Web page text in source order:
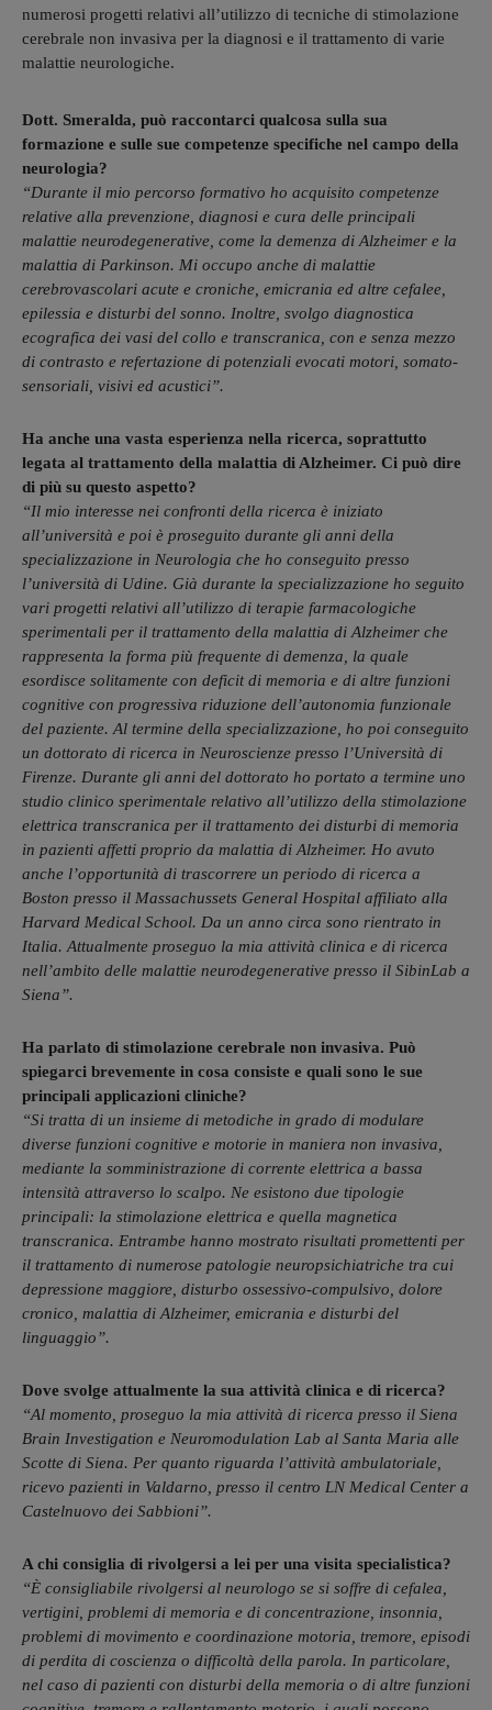
numerosi progetti relativi all’utilizzo di tecniche di stimolazione
cerebrale non invasiva per la diagnosi e il trattamento di varie
malattie neurologiche.
Dott. Smeralda, può raccontarci qualcosa sulla sua
formazione e sulle sue competenze specifiche nel campo della
neurologia?
“Durante il mio percorso formativo ho acquisito competenze
relative alla prevenzione, diagnosi e cura delle principali
malattie neurodegenerative, come la demenza di Alzheimer e la
malattia di Parkinson. Mi occupo anche di malattie
cerebrovascolari acute e croniche, emicrania ed altre cefalee,
epilessia e disturbi del sonno. Inoltre, svolgo diagnostica
ecografica dei vasi del collo e transcranica, con e senza mezzo
di contrasto e refertazione di potenziali evocati motori, somato-
sensoriali, visivi ed acustici”.
Ha anche una vasta esperienza nella ricerca, soprattutto
legata al trattamento della malattia di Alzheimer. Ci può dire
di più su questo aspetto?
“Il mio interesse nei confronti della ricerca è iniziato
all’università e poi è proseguito durante gli anni della
specializzazione in Neurologia che ho conseguito presso
l’università di Udine. Già durante la specializzazione ho seguito
vari progetti relativi all’utilizzo di terapie farmacologiche
sperimentali per il trattamento della malattia di Alzheimer che
rappresenta la forma più frequente di demenza, la quale
esordisce solitamente con deficit di memoria e di altre funzioni
cognitive con progressiva riduzione dell’autonomia funzionale
del paziente. Al termine della specializzazione, ho poi conseguito
un dottorato di ricerca in Neuroscienze presso l’Università di
Firenze. Durante gli anni del dottorato ho portato a termine uno
studio clinico sperimentale relativo all’utilizzo della stimolazione
elettrica transcranica per il trattamento dei disturbi di memoria
in pazienti affetti proprio da malattia di Alzheimer. Ho avuto
anche l’opportunità di trascorrere un periodo di ricerca a
Boston presso il Massachussets General Hospital affiliato alla
Harvard Medical School. Da un anno circa sono rientrato in
Italia. Attualmente proseguo la mia attività clinica e di ricerca
nell’ambito delle malattie neurodegenerative presso il SibinLab a
Siena”.
Ha parlato di stimolazione cerebrale non invasiva. Può
spiegarci brevemente in cosa consiste e quali sono le sue
principali applicazioni cliniche?
“Si tratta di un insieme di metodiche in grado di modulare
diverse funzioni cognitive e motorie in maniera non invasiva,
mediante la somministrazione di corrente elettrica a bassa
intensità attraverso lo scalpo. Ne esistono due tipologie
principali: la stimolazione elettrica e quella magnetica
transcranica. Entrambe hanno mostrato risultati promettenti per
il trattamento di numerose patologie neuropsichiatriche tra cui
depressione maggiore, disturbo ossessivo-compulsivo, dolore
cronico, malattia di Alzheimer, emicrania e disturbi del
linguaggio”.
Dove svolge attualmente la sua attività clinica e di ricerca?
“Al momento, proseguo la mia attività di ricerca presso il Siena
Brain Investigation e Neuromodulation Lab al Santa Maria alle
Scotte di Siena. Per quanto riguarda l’attività ambulatoriale,
ricevo pazienti in Valdarno, presso il centro LN Medical Center a
Castelnuovo dei Sabbioni”.
A chi consiglia di rivolgersi a lei per una visita specialistica?
“È consigliabile rivolgersi al neurologo se si soffre di cefalea,
vertigini, problemi di memoria e di concentrazione, insonnia,
problemi di movimento e coordinazione motoria, tremore, episodi
di perdita di coscienza o difficoltà della parola. In particolare,
nel caso di pazienti con disturbi della memoria o di altre funzioni